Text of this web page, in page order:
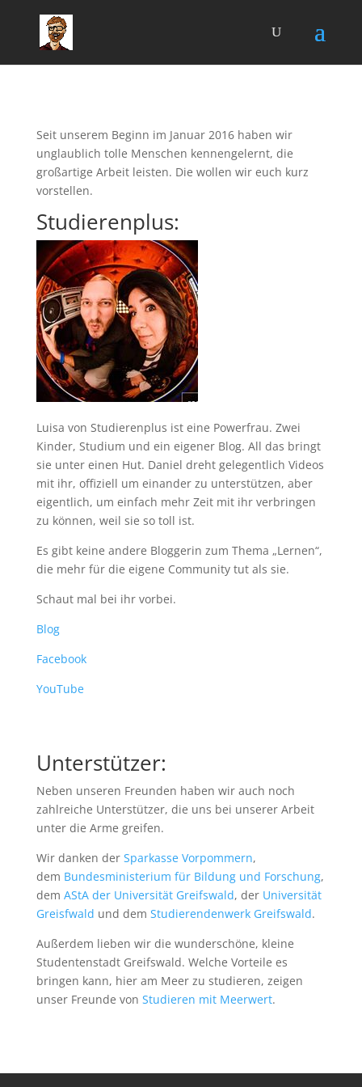
Seit unserem Beginn im Januar 2016 haben wir
unglaublich tolle Menschen kennengelernt, die
großartige Arbeit leisten. Die wollen wir euch kurz
vorstellen.
Studierenplus:
Luisa von Studierenplus ist eine Powerfrau. Zwei
Kinder, Studium und ein eigener Blog. All das bringt
sie unter einen Hut. Daniel dreht gelegentlich Videos
mit ihr, offiziell um einander zu unterstützen, aber
eigentlich, um einfach mehr Zeit mit ihr verbringen
zu können, weil sie so toll ist.
Es gibt keine andere Bloggerin zum Thema „Lernen“,
die mehr für die eigene Community tut als sie.
Schaut mal bei ihr vorbei.
Blog
Facebook
YouTube
Unterstützer:
Neben unseren Freunden haben wir auch noch
zahlreiche Unterstützer, die uns bei unserer Arbeit
unter die Arme greifen.
Wir danken der Sparkasse Vorpommern,
dem Bundesministerium für Bildung und Forschung,
dem AStA der Universität Greifswald, der Universität
Greisfwald und dem Studierendenwerk Greifswald.
Außerdem lieben wir die wunderschöne, kleine
Studentenstadt Greifswald. Welche Vorteile es
bringen kann, hier am Meer zu studieren, zeigen
unser Freunde von Studieren mit Meerwert.